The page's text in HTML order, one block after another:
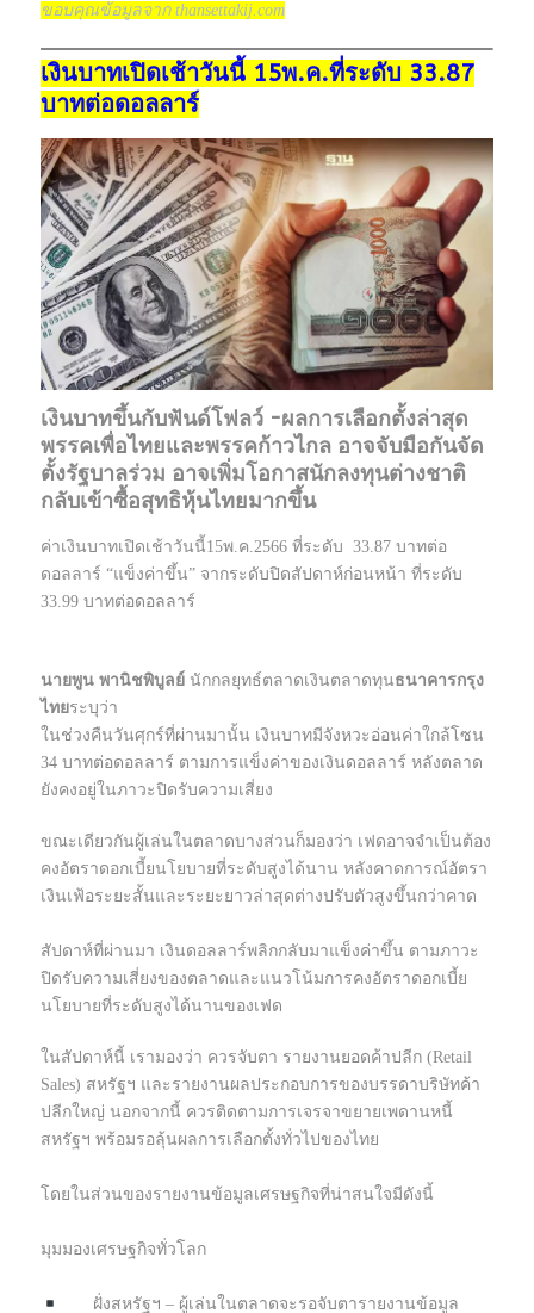
ขอบคุณข้อมูลจาก thansettakij.com
เงินบาทเปิดเช้าวันนี้ 15พ.ค.ที่ระดับ 33.87
บาทต่อดอลลาร์
เงินบาทขึ้นกับฟันด์โฟลว์ -ผลการเลือกตั้งล่าสุด
พรรคเพื่อไทยและพรรคก้าวไกล อาจจับมือกันจัด
ตั้งรัฐบาลร่วม อาจเพิ่มโอกาสนักลงทุนต่างชาติ
กลับเข้าซื้อสุทธิหุ้นไทยมากขึ้น
ค่าเงินบาทเปิดเช้าวันนี้15พ.ค.2566 ที่ระดับ 33.87 บาทต่อ
ดอลลาร์ “แข็งค่าขึ้น” จากระดับปิดสัปดาห์ก่อนหน้า ที่ระดับ
33.99 บาทต่อดอลลาร์
นายพูน พานิชพิบูลย์ นักกลยุทธ์ตลาดเงินตลาดทุนธนาคารกรุง
ไทยระบุว่า
ในช่วงคืนวันศุกร์ที่ผ่านมานั้น เงินบาทมีจังหวะอ่อนค่าใกล้โซน
34 บาทต่อดอลลาร์ ตามการแข็งค่าของเงินดอลลาร์ หลังตลาด
ยังคงอยู่ในภาวะปิดรับความเสี่ยง
ขณะเดียวกันผู้เล่นในตลาดบางส่วนก็มองว่า เฟดอาจจำเป็นต้อง
คงอัตราดอกเบี้ยนโยบายที่ระดับสูงได้นาน หลังคาดการณ์อัตรา
เงินเฟ้อระยะสั้นและระยะยาวล่าสุดต่างปรับตัวสูงขึ้นกว่าคาด
สัปดาห์ที่ผ่านมา เงินดอลลาร์พลิกกลับมาแข็งค่าขึ้น ตามภาวะ
ปิดรับความเสี่ยงของตลาดและแนวโน้มการคงอัตราดอกเบี้ย
นโยบายที่ระดับสูงได้นานของเฟด
ในสัปดาห์นี้ เรามองว่า ควรจับตา รายงานยอดค้าปลีก (Retail
Sales) สหรัฐฯ และรายงานผลประกอบการของบรรดาบริษัทค้า
ปลีกใหญ่ นอกจากนี้ ควรติดตามการเจรจาขยายเพดานหนี้
สหรัฐฯ พร้อมรอลุ้นผลการเลือกตั้งทั่วไปของไทย
โดยในส่วนของรายงานข้อมูลเศรษฐกิจที่น่าสนใจมีดังนี้
มุมมองเศรษฐกิจทั่วโลก
ฝั่งสหรัฐฯ – ผู้เล่นในตลาดจะรอจับตารายงานข้อมูล